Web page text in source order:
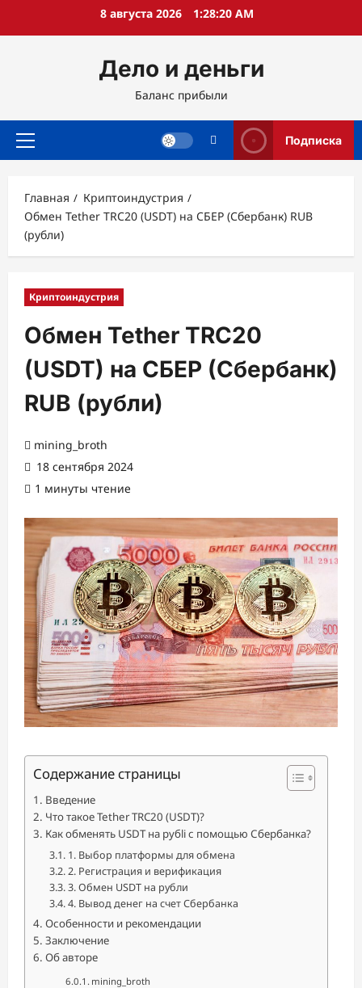
8 августа 2026 1:28:21 AM
Дело и деньги
Баланс прибыли
Основное
Подписка
Главная
Криптоиндустрия
Обмен Tether TRC20 (USDT) на СБЕР (Сбербанк) RUB
(рубли)
Криптоиндустрия
Обмен Tether TRC20
(USDT) на СБЕР (Сбербанк)
RUB (рубли)
mining_broth
18 сентября 2024
1 минуты чтение
Содержание страницы
Введение
Что такое Tether TRC20 (USDT)?
Как обменять USDT на рубli с помощью Сбербанка?
1. Выбор платформы для обмена
2. Регистрация и верификация
3. Обмен USDT на рубли
4. Вывод денег на счет Сбербанка
Особенности и рекомендации
Заключение
Об авторе
mining_broth